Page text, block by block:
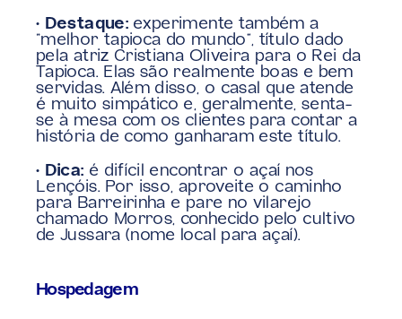
• Destaque: experimente também a
“melhor tapioca do mundo”, título dado
pela atriz Cristiana Oliveira para o Rei da
Tapioca. Elas são realmente boas e bem
servidas. Além disso, o casal que atende
é muito simpático e, geralmente, senta-
se à mesa com os clientes para contar a
história de como ganharam este título.
• Dica: é difícil encontrar o açaí nos
Lençóis. Por isso, aproveite o caminho
para Barreirinha e pare no vilarejo
chamado Morros, conhecido pelo cultivo
de Jussara (nome local para açaí).
Hospedagem